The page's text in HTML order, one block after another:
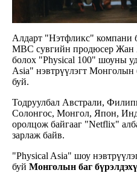
Алдарт "Нэтфликс"
MBC сувгийн продюсер Жан
болох "Physical 100" шоуны
Asia" нэвтрүүлэгт Монголын
буй.
Тодруулбал Австрали,
Солонгос, Монгол, Япон,
оролцож байгааг "Netflix"
зарлаж байв.
"Physical Asia" шоу
буй Монголын баг